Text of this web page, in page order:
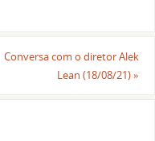
Conversa com o diretor Alek
Lean (18/08/21)»